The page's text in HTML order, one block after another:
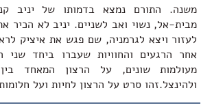
מבית-אל, נשוי ואב לשניים. יניב לא הכיר
לעזור ויצא לגרמניה, שם פגש את איציק
אחר הרגעים והחוויות שעברו ביחד שני
מעולמות שונים, על הרצון המאחד
ולהינצל.זהו סרט על הרצון לחיות ועל